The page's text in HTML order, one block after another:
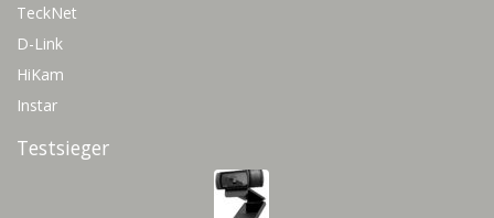
TeckNet
D-Link
HiKam
Instar
Testsieger